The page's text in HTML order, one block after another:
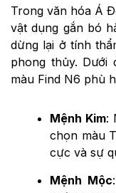
Trong văn hóa Á
vật dụng gắn bó
dừng lại ở tính
phong thủy. Dưới
màu Find N6 phù
Mệnh Kim:
chọn màu
cực và sự
Mệnh Mộc